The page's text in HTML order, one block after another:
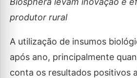
produtor rural
A utilização de insumos
após ano, principalmente
conta os resultados positivos